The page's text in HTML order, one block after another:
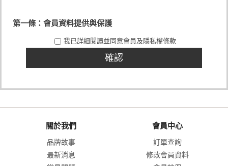
第一條：會員資料提供與保護
個人資料。前述資料如有異動，會員應主動即時通知本公司客服中
心，本公司並得對會員之資格進行審查核駁。 本公司對於會員提供之
資料，得不定時進行審查。如有任何經本公司認為不實、錯誤或有異
事先經其法定代理人同意及瞭解後，始得申請加入成為本網站購物網
解。如有違誤，申請人及其法定代理人應自負完全法律責任。 申請人
員之個人資料，該等資料將會在會員與本公司間交易往來、消費者管
目的下，於本網站提供服務之地區內處理利用，直到本網站停止服務
為止，並僅在前述目的範圍內，將會員個人資料提供給本公司關係企
業、物流通路商、受本公司委託處理事務之第三人利用。會員得請求
我已詳細閱讀並同意會員及隱私權條款
關於我們
品牌故事
最新消息
會員中心
訂單查詢
修改會員資料